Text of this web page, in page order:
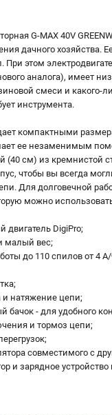
G-MAX 40V
дачного
При этом
аналога), имеет
смеси и
инструмента.
компактными
ее незаменимым
см) из кремнистой
чтобы вы всегда
Для долговечной
можно
DigiPro;
малый вес;
до 110 спилов от 4 А/
натяжение цепи;
- для удобного
и тормоз цепи;
совместимого с
и зарядное устройство